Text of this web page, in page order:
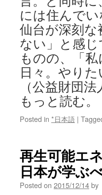
には住んで
仙台が深刻
ない」と感
ものの、「
日々。やり
（公益財団
もっと読む。
Posted in *日本語 |
再生可能エ
日本が学ぶ
Posted on 2015/12/14by